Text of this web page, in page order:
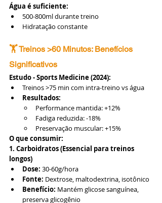
Água é suficiente:
500-800ml durante treino
Hidratação constante
🏋️ Treinos >60 Minutos: Benefícios
Significativos
Estudo - Sports Medicine (2024):
Treinos >75 min com intra-treino vs água
Resultados:
Performance mantida: +12%
Fadiga reduzida: -18%
Preservação muscular: +15%
O que consumir:
1. Carboidratos (Essencial para treinos
longos)
Dose: 30-60g/hora
Fonte: Dextrose, maltodextrina, isotônico
Benefício: Mantém glicose sanguínea,
preserva glicogênio